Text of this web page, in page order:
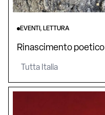
EVENTI, LETTURA
Rinascimento poetico
Tutta Italia